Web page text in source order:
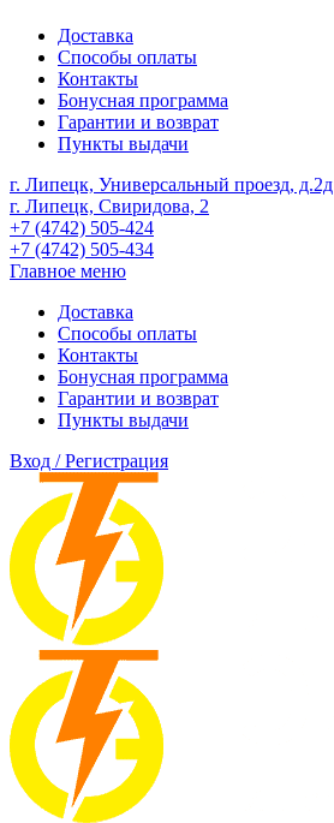
Доставка
Способы оплаты
Контакты
Бонусная программа
Гарантии и возврат
Пункты выдачи
г. Липецк, Универсальный проезд, д.2д
г. Липецк, Свиридова, 2
+7 (4742) 505-424
+7 (4742) 505-434
Главное меню
Доставка
Способы оплаты
Контакты
Бонусная программа
Гарантии и возврат
Пункты выдачи
Вход / Регистрация